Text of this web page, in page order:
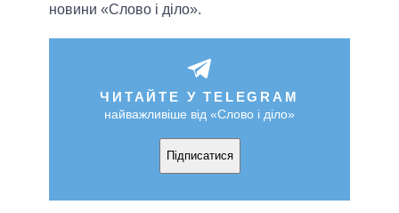
новини «Слово і діло».
ЧИТАЙТЕ У TELEGRAM
найважливіше від «Слово і діло»
Підписатися